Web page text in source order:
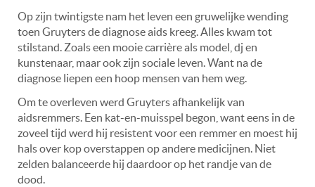
Op zijn twintigste nam het leven een gruwelijke wending
toen Gruyters de diagnose aids kreeg. Alles kwam tot
stilstand. Zoals een mooie carrière als model, dj en
kunstenaar, maar ook zijn sociale leven. Want na de
diagnose liepen een hoop mensen van hem weg.
Om te overleven werd Gruyters afhankelijk van
aidsremmers. Een kat-en-muisspel begon, want eens in de
zoveel tijd werd hij resistent voor een remmer en moest hij
hals over kop overstappen op andere medicijnen. Niet
zelden balanceerde hij daardoor op het randje van de
dood.